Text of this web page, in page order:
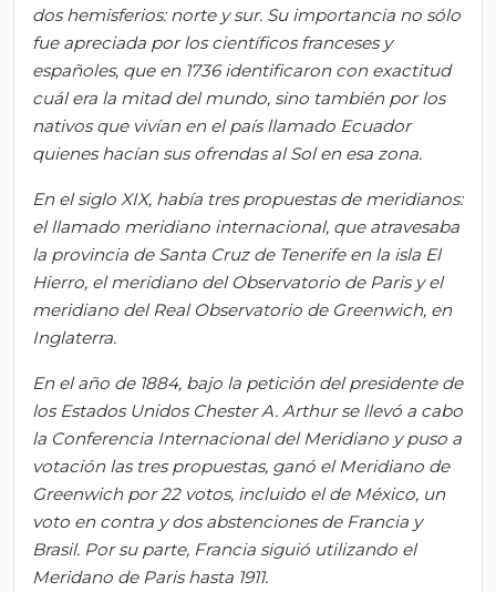
dos hemisferios: norte y sur. Su importancia no sólo
fue apreciada por los científicos franceses y
españoles, que en 1736 identificaron con exactitud
cuál era la mitad del mundo, sino también por los
nativos que vivían en el país llamado Ecuador
quienes hacían sus ofrendas al Sol en esa zona.
En el siglo XIX, había tres propuestas de meridianos:
el llamado meridiano internacional, que atravesaba
la provincia de Santa Cruz de Tenerife en la isla El
Hierro, el meridiano del Observatorio de Paris y el
meridiano del Real Observatorio de Greenwich, en
Inglaterra.
En el año de 1884, bajo la petición del presidente de
los Estados Unidos Chester A. Arthur se llevó a cabo
la Conferencia Internacional del Meridiano y puso a
votación las tres propuestas, ganó el Meridiano de
Greenwich por 22 votos, incluido el de México, un
voto en contra y dos abstenciones de Francia y
Brasil. Por su parte, Francia siguió utilizando el
Meridano de Paris hasta 1911.